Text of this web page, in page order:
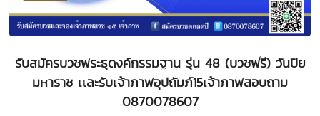
รับสมัครบวชพระธุดงค์กรรมฐาน รุ่น 48 (บวชฟรี) วันปิย
มหาราช เเละรับเจ้าภาพอุปถัมภ์15เจ้าภาพสอบถาม
0870078607